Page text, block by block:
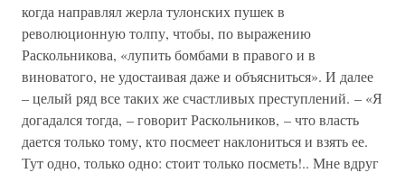
когда направлял жерла тулонских пушек в
революционную толпу, чтобы, по выражению
Раскольникова, «лупить бомбами в правого и в
виноватого, не удостаивая даже и объясниться». И далее
– целый ряд все таких же счастливых преступлений. – «Я
догадался тогда, – говорит Раскольников, – что власть
дается только тому, кто посмеет наклониться и взять ее.
Тут одно, только одно: стоит только посметь!.. Мне вдруг